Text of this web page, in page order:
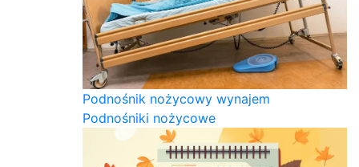
Podnośnik nożycowy wynajem
Podnośniki nożycowe